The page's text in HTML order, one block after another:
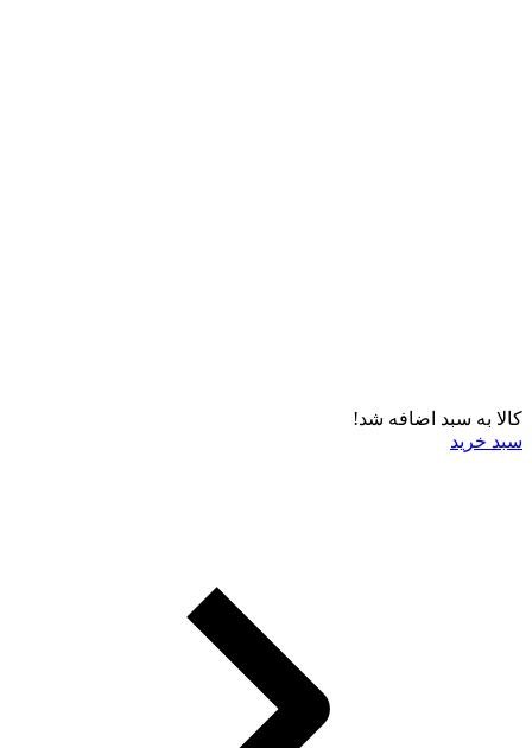
کالا به سبد اضافه شد!
سبد خرید